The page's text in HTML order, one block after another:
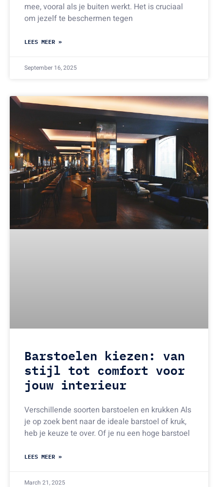
mee, vooral als je buiten werkt. Het is cruciaal
om jezelf te beschermen tegen
LEES MEER »
September 16, 2025
Barstoelen kiezen: van
stijl tot comfort voor
jouw interieur
Verschillende soorten barstoelen en krukken Als
je op zoek bent naar de ideale barstoel of kruk,
heb je keuze te over. Of je nu een hoge barstoel
LEES MEER »
March 21, 2025